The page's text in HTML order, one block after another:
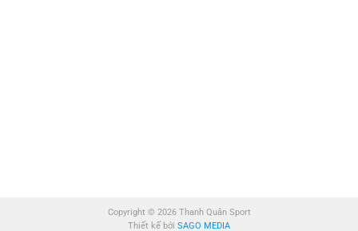
Copyright © 2026 Thanh Quân Sport
Thiết kế bởi SAGO MEDIA